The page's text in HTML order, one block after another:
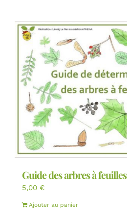
Guide des arbres à feuilles
5,00 €
Ajouter au panier